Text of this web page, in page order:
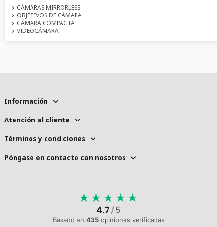
CÁMARAS MIRRORLESS
OBJETIVOS DE CÁMARA
CÁMARA COMPACTA
VIDEOCÁMARA
Información
Atención al cliente
Términos y condiciones
Póngase en contacto con nosotros
★ ★ ★ ★ ★
4.7/5
Basado en 435opiniones verificadas